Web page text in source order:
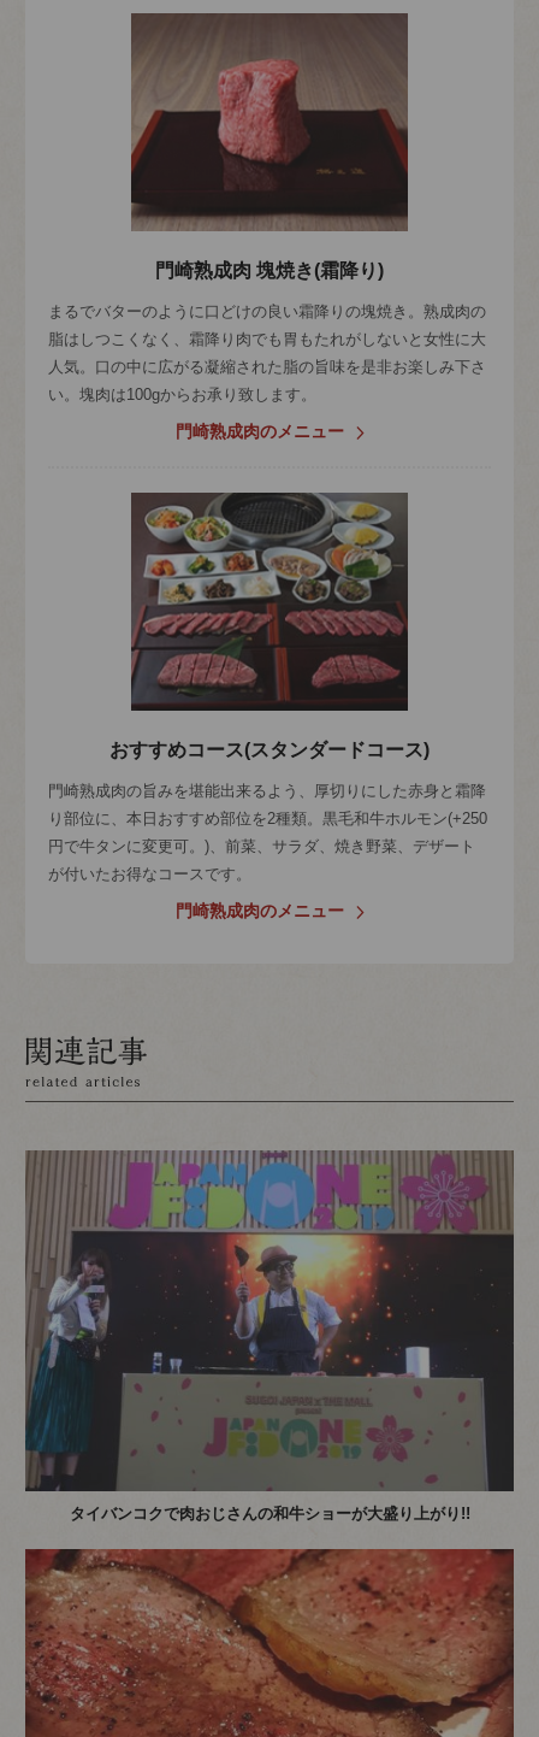
門崎熟成肉 塊焼き(霜降り)
まるでバターのように口どけの良い霜降りの塊焼き。熟成肉の
脂はしつこくなく、霜降り肉でも胃もたれがしないと女性に大
人気。口の中に広がる凝縮された脂の旨味を是非お楽しみ下さ
い。塊肉は100gからお承り致します。
門崎熟成肉のメニュー
おすすめコース(スタンダードコース)
門崎熟成肉の旨みを堪能出来るよう、厚切りにした赤身と霜降
り部位に、本日おすすめ部位を2種類。黒毛和牛ホルモン(+250
円で牛タンに変更可。)、前菜、サラダ、焼き野菜、デザート
が付いたお得なコースです。
門崎熟成肉のメニュー
タイバンコクで肉おじさんの和牛ショーが大盛り上がり!!